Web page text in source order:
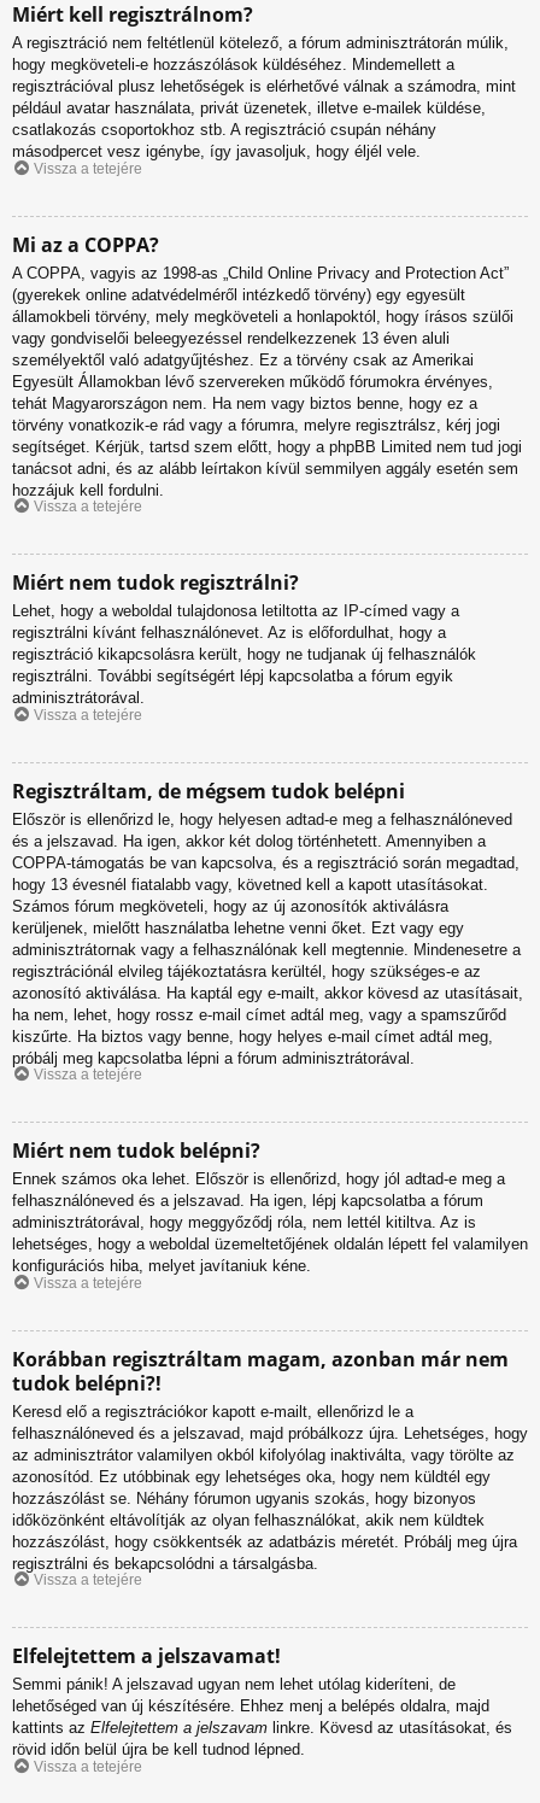
Miért kell regisztrálnom?
A regisztráció nem feltétlenül kötelező, a fórum adminisztrátorán múlik,
hogy megköveteli-e hozzászólások küldéséhez. Mindemellett a
regisztrációval plusz lehetőségek is elérhetővé válnak a számodra, mint
például avatar használata, privát üzenetek, illetve e-mailek küldése,
csatlakozás csoportokhoz stb. A regisztráció csupán néhány
másodpercet vesz igénybe, így javasoljuk, hogy éljél vele.
Vissza a tetejére
Mi az a COPPA?
A COPPA, vagyis az 1998-as „Child Online Privacy and Protection Act”
(gyerekek online adatvédelméről intézkedő törvény) egy egyesült
államokbeli törvény, mely megköveteli a honlapoktól, hogy írásos szülői
vagy gondviselői beleegyezéssel rendelkezzenek 13 éven aluli
személyektől való adatgyűjtéshez. Ez a törvény csak az Amerikai
Egyesült Államokban lévő szervereken működő fórumokra érvényes,
tehát Magyarországon nem. Ha nem vagy biztos benne, hogy ez a
törvény vonatkozik-e rád vagy a fórumra, melyre regisztrálsz, kérj jogi
segítséget. Kérjük, tartsd szem előtt, hogy a phpBB Limited nem tud jogi
tanácsot adni, és az alább leírtakon kívül semmilyen aggály esetén sem
hozzájuk kell fordulni.
Vissza a tetejére
Miért nem tudok regisztrálni?
Lehet, hogy a weboldal tulajdonosa letiltotta az IP-címed vagy a
regisztrálni kívánt felhasználónevet. Az is előfordulhat, hogy a
regisztráció kikapcsolásra került, hogy ne tudjanak új felhasználók
regisztrálni. További segítségért lépj kapcsolatba a fórum egyik
adminisztrátorával.
Vissza a tetejére
Regisztráltam, de mégsem tudok belépni
Először is ellenőrizd le, hogy helyesen adtad-e meg a felhasználóneved
és a jelszavad. Ha igen, akkor két dolog történhetett. Amennyiben a
COPPA-támogatás be van kapcsolva, és a regisztráció során megadtad,
hogy 13 évesnél fiatalabb vagy, követned kell a kapott utasításokat.
Számos fórum megköveteli, hogy az új azonosítók aktiválásra
kerüljenek, mielőtt használatba lehetne venni őket. Ezt vagy egy
adminisztrátornak vagy a felhasználónak kell megtennie. Mindenesetre a
regisztrációnál elvileg tájékoztatásra kerültél, hogy szükséges-e az
azonosító aktiválása. Ha kaptál egy e-mailt, akkor kövesd az utasításait,
ha nem, lehet, hogy rossz e-mail címet adtál meg, vagy a spamszűrőd
kiszűrte. Ha biztos vagy benne, hogy helyes e-mail címet adtál meg,
próbálj meg kapcsolatba lépni a fórum adminisztrátorával.
Vissza a tetejére
Miért nem tudok belépni?
Ennek számos oka lehet. Először is ellenőrizd, hogy jól adtad-e meg a
felhasználóneved és a jelszavad. Ha igen, lépj kapcsolatba a fórum
adminisztrátorával, hogy meggyőződj róla, nem lettél kitiltva. Az is
lehetséges, hogy a weboldal üzemeltetőjének oldalán lépett fel valamilyen
konfigurációs hiba, melyet javítaniuk kéne.
Vissza a tetejére
Korábban regisztráltam magam, azonban már nem
tudok belépni?!
Keresd elő a regisztrációkor kapott e-mailt, ellenőrizd le a
felhasználóneved és a jelszavad, majd próbálkozz újra. Lehetséges, hogy
az adminisztrátor valamilyen okból kifolyólag inaktiválta, vagy törölte az
azonosítód. Ez utóbbinak egy lehetséges oka, hogy nem küldtél egy
hozzászólást se. Néhány fórumon ugyanis szokás, hogy bizonyos
időközönként eltávolítják az olyan felhasználókat, akik nem küldtek
hozzászólást, hogy csökkentsék az adatbázis méretét. Próbálj meg újra
regisztrálni és bekapcsolódni a társalgásba.
Vissza a tetejére
Elfelejtettem a jelszavamat!
Semmi pánik! A jelszavad ugyan nem lehet utólag kideríteni, de
lehetőséged van új készítésére. Ehhez menj a belépés oldalra, majd
kattints az Elfelejtettem a jelszavam linkre. Kövesd az utasításokat, és
rövid időn belül újra be kell tudnod lépned.
Vissza a tetejére